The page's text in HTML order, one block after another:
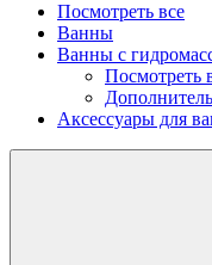
Посмотреть все
Ванны
Ванны с
Посмотреть
Аксессуары для